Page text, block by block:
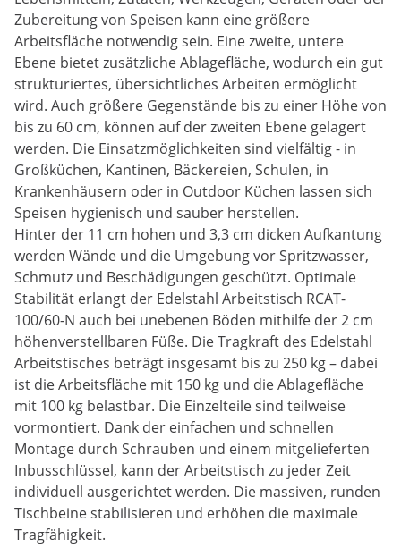
Zubereitung von Speisen kann eine größere
Arbeitsfläche notwendig sein. Eine zweite, untere
Ebene bietet zusätzliche Ablagefläche, wodurch ein gut
strukturiertes, übersichtliches Arbeiten ermöglicht
wird. Auch größere Gegenstände bis zu einer Höhe von
bis zu 60 cm, können auf der zweiten Ebene gelagert
werden. Die Einsatzmöglichkeiten sind vielfältig - in
Großküchen, Kantinen, Bäckereien, Schulen, in
Krankenhäusern oder in Outdoor Küchen lassen sich
Speisen hygienisch und sauber herstellen.
Hinter der 11 cm hohen und 3,3 cm dicken Aufkantung
werden Wände und die Umgebung vor Spritzwasser,
Schmutz und Beschädigungen geschützt. Optimale
Stabilität erlangt der Edelstahl Arbeitstisch RCAT-
100/60-N auch bei unebenen Böden mithilfe der 2 cm
höhenverstellbaren Füße. Die Tragkraft des Edelstahl
Arbeitstisches beträgt insgesamt bis zu 250 kg – dabei
ist die Arbeitsfläche mit 150 kg und die Ablagefläche
mit 100 kg belastbar. Die Einzelteile sind teilweise
vormontiert. Dank der einfachen und schnellen
Montage durch Schrauben und einem mitgelieferten
Inbusschlüssel, kann der Arbeitstisch zu jeder Zeit
individuell ausgerichtet werden. Die massiven, runden
Tischbeine stabilisieren und erhöhen die maximale
Tragfähigkeit.